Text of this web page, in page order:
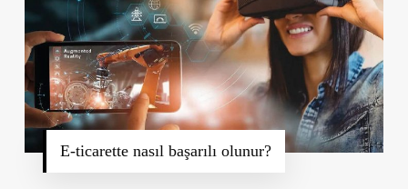
E-ticarette nasıl başarılı olunur?